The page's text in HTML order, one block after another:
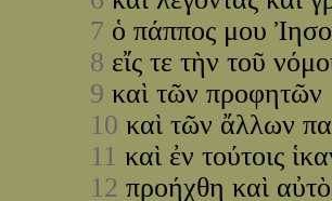
7 ὁ πάππος μου
8 εἴς τε τὴν τοῦ
9 καὶ τῶν προφητῶν
10 καὶ τῶν ἄλλων
11 καὶ ἐν τούτοις
12 προήχθη καὶ